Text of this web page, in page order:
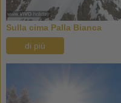
Sulla cima Palla Bianca
di più